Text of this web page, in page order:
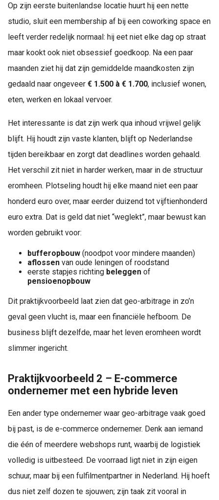
Op zijn eerste buitenlandse locatie huurt hij een nette
studio, sluit een membership af bij een coworking space en
leeft verder redelijk normaal: hij eet niet elke dag op straat
maar kookt ook niet obsessief goedkoop. Na een paar
maanden ziet hij dat zijn gemiddelde maandkosten zijn
gedaald naar ongeveer € 1.500 à € 1.700, inclusief wonen,
eten, werken en lokaal vervoer.
Het interessante is dat zijn werk qua inhoud vrijwel gelijk
blijft. Hij houdt zijn vaste klanten, blijft op Nederlandse
tijden bereikbaar en zorgt dat deadlines worden gehaald.
Het verschil zit niet in harder werken, maar in de structuur
eromheen. Plotseling houdt hij elke maand niet een paar
honderd euro over, maar eerder duizend tot vijftienhonderd
euro extra. Dat is geld dat niet “weglekt”, maar bewust kan
worden gebruikt voor:
bufferopbouw (noodpot voor mindere maanden)
aflossen van oude leningen of roodstand
eerste stapjes richting beleggen of
pensioenopbouw
Dit praktijkvoorbeeld laat zien dat geo-arbitrage in zo’n
geval geen vlucht is, maar een financiële hefboom. De
business blijft dezelfde, maar het leven eromheen wordt
slimmer ingericht.
Praktijkvoorbeeld 2 – E-commerce
ondernemer met een hybride leven
Een ander type ondernemer waar geo-arbitrage vaak goed
bij past, is de e-commerce ondernemer. Denk aan iemand
die één of meerdere webshops runt, waarbij de logistiek
volledig is uitbesteed. De voorraad ligt niet in zijn eigen
schuur, maar bij een fulfilmentpartner in Nederland. Hij hoeft
dus niet zelf dozen te sjouwen; zijn taak zit vooral in